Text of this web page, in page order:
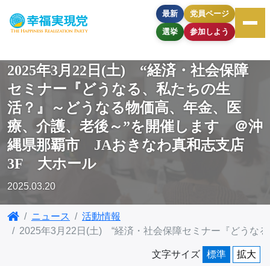
最新
選挙
党員ページ
参加しよう
2025年3月22日(土) “経済・社会保障
セミナー『どうなる、私たちの生
活？』～どうなる物価高、年金、医
療、介護、老後～”を開催します ＠沖
縄県那覇市 JAおきなわ真和志支店
3F 大ホール
2025.03.20
ニュース
活動情報
2025年3月22日(土) “経済・社会保障セミナー『どう
文字サイズ 標準 拡大